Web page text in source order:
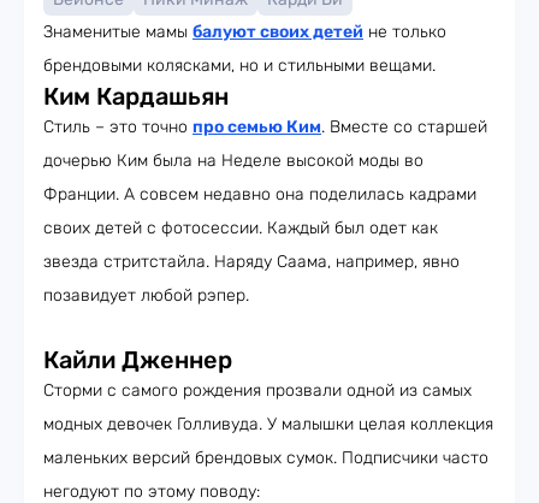
Знаменитые мамы балуют своих детей не только
брендовыми колясками, но и стильными вещами.
Ким Кардашьян
Стиль – это точно про семью Ким. Вместе со старшей
дочерью Ким была на Неделе высокой моды во
Франции. А совсем недавно она поделилась кадрами
своих детей с фотосессии. Каждый был одет как
звезда стритстайла. Наряду Саама, например, явно
позавидует любой рэпер.
Кайли Дженнер
Сторми с самого рождения прозвали одной из самых
модных девочек Голливуда. У малышки целая коллекция
маленьких версий брендовых сумок. Подписчики часто
негодуют по этому поводу: